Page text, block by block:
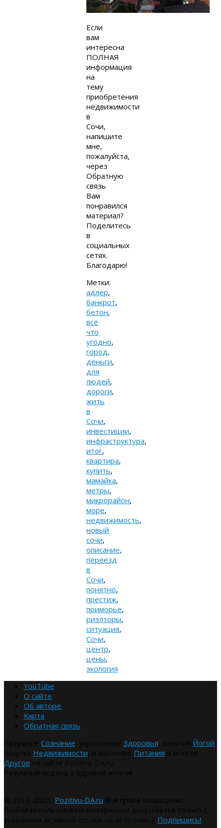
Если
вам
интересна
ПОЛНАЯ
информация
на
тему
приобретения
недвижимости
в
Сочи,
напишите
мне,
пожалуйста,
через
Обратную
связь
Вам
понравился
материал?
Поделитесь
в
социальных
сетях.
Благодарю!
Метки:
адлер,
банкрот,
бетон,
всё
что
угодно,
город,
деньги,
для
людей,
дороги,
жить
в
Сочи,
инвестиции,
инфраструктура,
итог,
квартира,
купить,
мамайка,
метры,
микрорайон,
море,
недвижимость,
новый
сочи,
описание,
переезд
в
Сочи,
понятно,
престиж,
приморье,
риэлторы,
ситуация,
Сочи,
центр,
цены,
экология
YouTube
О сайте
Об авторе
Карта
Обратная связь
Сознание Здоровья
Йогой
Недвижимости Питания
Другое
Pozitivu-DA.ru
Подпишись!